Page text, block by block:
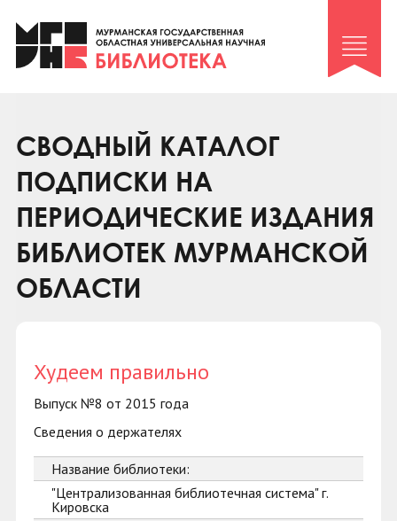
Клуб «Гиря и сельдерей»
Клуб «Семейный архив»
Коллегам
Контакты
СВОДНЫЙ КАТАЛОГ
ПОДПИСКИ НА
ПЕРИОДИЧЕСКИЕ ИЗДАНИЯ
БИБЛИОТЕК МУРМАНСКОЙ
ОБЛАСТИ
Худеем правильно
Выпуск №8 от 2015 года
Сведения о держателях
Название библиотеки:
"Централизованная библиотечная система" г.
Кировска